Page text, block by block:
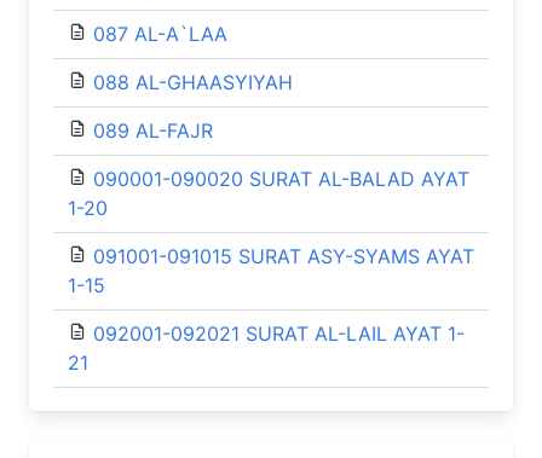
087 AL-A`LAA
088 AL-GHAASYIYAH
089 AL-FAJR
090001-090020 SURAT AL-BALAD AYAT
1-20
091001-091015 SURAT ASY-SYAMS AYAT
1-15
092001-092021 SURAT AL-LAIL AYAT 1-
21